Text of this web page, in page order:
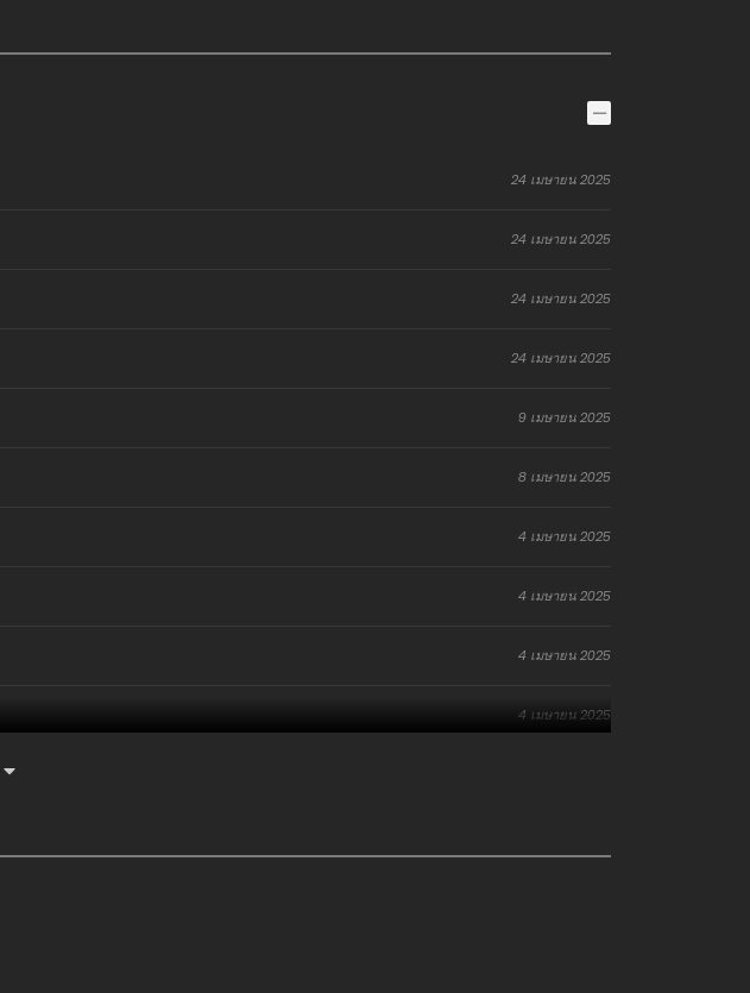
24 เมษายน 2025
24 เมษายน 2025
24 เมษายน 2025
24 เมษายน 2025
9 เมษายน 2025
8 เมษายน 2025
4 เมษายน 2025
4 เมษายน 2025
4 เมษายน 2025
4 เมษายน 2025